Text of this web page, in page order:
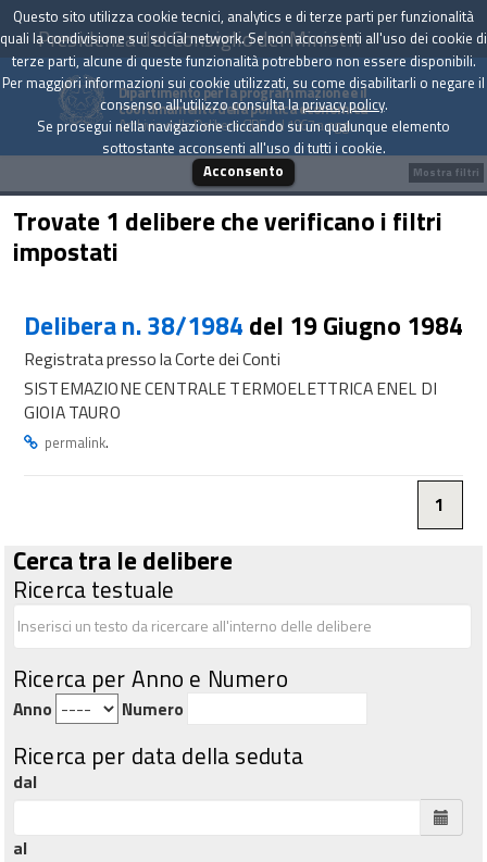
Presidenza del Consiglio dei Ministri
Dipartimento per la programmazione e il
coordinamento della politica economica
Archivio delle Delibere CIPE dal 1967 a oggi
Trovate 1 delibere che verificano i filtri
impostati
Delibera n. 38/1984 del 19 Giugno 1984
Registrata presso la Corte dei Conti
SISTEMAZIONE CENTRALE TERMOELETTRICA ENEL DI
GIOIA TAURO
permalink.
1
Cerca tra le delibere
Ricerca testuale
Ricerca per Anno e Numero
Anno Numero
Ricerca per data della seduta
dal
al
Mostra filtri
Questo sito utilizza cookie tecnici, analytics e di terze parti per funzionalità
quali la condivisione sui social network. Se non acconsenti all'uso dei cookie di
terze parti, alcune di queste funzionalità potrebbero non essere disponibili.
Per maggiori informazioni sui cookie utilizzati, su come disabilitarli o negare il
consenso all'utilizzo consulta laprivacy policy.
Se prosegui nella navigazione cliccando su un qualunque elemento
sottostante acconsenti all'uso di tutti i cookie.
Acconsento